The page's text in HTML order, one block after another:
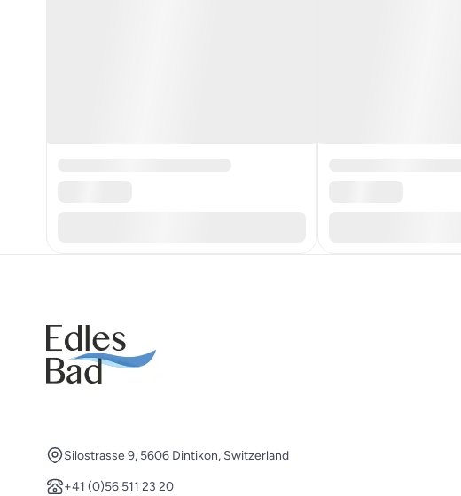
Silostrasse 9, 5606 Dintikon, Switzerland
+41 (0)56 511 23 20